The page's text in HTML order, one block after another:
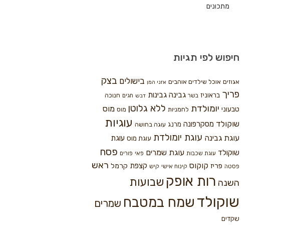
מתכונים
חיפוש לפי תגיות
אגוזים אוכל שילדים אוהבים אזני המן בישולים בצק
פריך בראוניז בשר גבינה גבינות דבש חגים חנוכה
טבעוני יומולדת לחמניות ללא גלוטן מוס מוס
שוקולד מסקרפונה מרנג עוגה בחושה עוגיות
עוגת גבינה עוגת יומולדת עוגת מוס עוגת
שוקולד עוגת שכבות עוגת שמרים פאי פורים פסח
פסטה פריז קוקוס קינוח אישי קיש קצפת קרמל ראש
השנה רות אופק שבועות
שוקולד שמח במטבח שמרים
שקדים